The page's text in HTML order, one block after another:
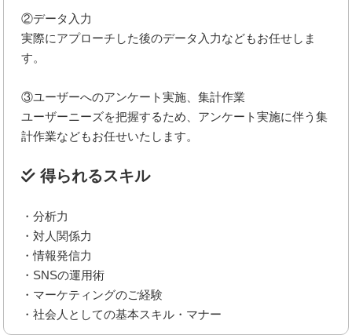
②データ入力
実際にアプローチした後のデータ入力などもお任せしま
す。
③ユーザーへのアンケート実施、集計作業
ユーザーニーズを把握するため、アンケート実施に伴う集
計作業などもお任せいたします。
得られるスキル
・分析力
・対人関係力
・情報発信力
・SNSの運用術
・マーケティングのご経験
・社会人としての基本スキル・マナー